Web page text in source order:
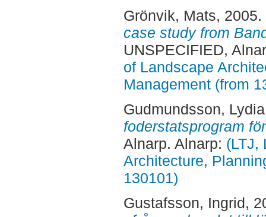
Grönvik, Mats, 2005.
case study from
UNSPECIFIED,
of Landscape
Management (from
Gudmundsson, Lydia
foderstatsprogram
Alnarp. Alnarp: (LTJ,
Architecture,
130101)
Gustafsson, Ingrid,